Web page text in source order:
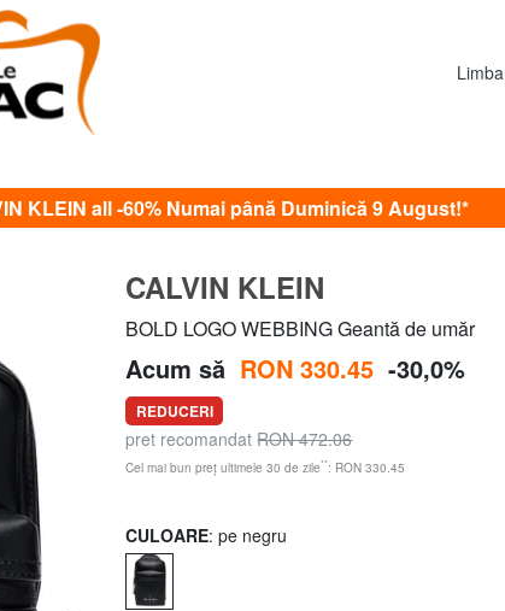
Limba
KLEIN all -60% Numai până Duminică 9 August!*
CALVIN KLEIN
BOLD LOGO WEBBING Geantă de umăr
Acum să RON 330.45 -30,0%
REDUCERI
pret recomandatRON 472.06
Cel mai bun preț ultimele 30 de zile**: RON 330.45
CULOARE: pe negru